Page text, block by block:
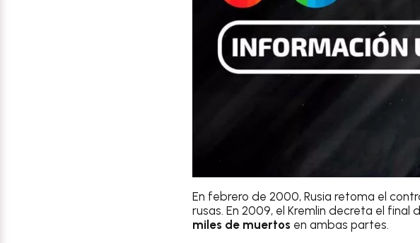
En febrero de 2000, Rusia retoma el
rusas. En 2009, el Kremlin decreta el
miles de muertos en ambas partes.